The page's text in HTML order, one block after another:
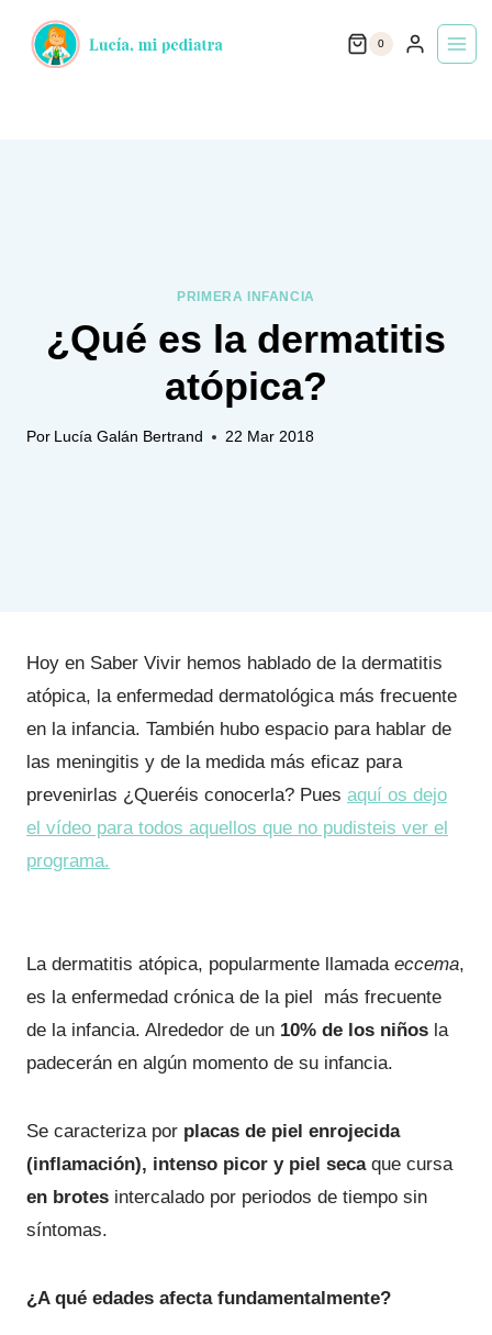
0
PRIMERA INFANCIA
¿Qué es la dermatitis
atópica?
Por Lucía Galán Bertrand 22 Mar 2018
Hoy en Saber Vivir hemos hablado de la dermatitis
atópica, la enfermedad dermatológica más frecuente
en la infancia. También hubo espacio para hablar de
las meningitis y de la medida más eficaz para
prevenirlas ¿Queréis conocerla? Pues aquí os dejo
el vídeo para todos aquellos que no pudisteis ver el
programa.
La dermatitis atópica, popularmente llamadaeccema,
es la enfermedad crónica de la piel más frecuente
de la infancia. Alrededor de un 10% de los niños la
padecerán en algún momento de su infancia.
Se caracteriza por placas de piel enrojecida
(inflamación), intenso picor y piel seca que cursa
en brotes intercalado por periodos de tiempo sin
síntomas.
¿A qué edades afecta fundamentalmente?